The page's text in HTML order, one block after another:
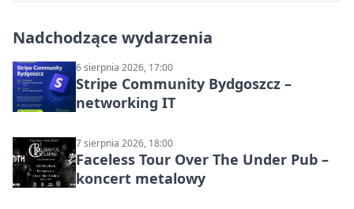
Nadchodzące wydarzenia
6 sierpnia 2026, 17:00
Stripe Community Bydgoszcz –
networking IT
7 sierpnia 2026, 18:00
Faceless Tour Over The Under Pub –
koncert metalowy